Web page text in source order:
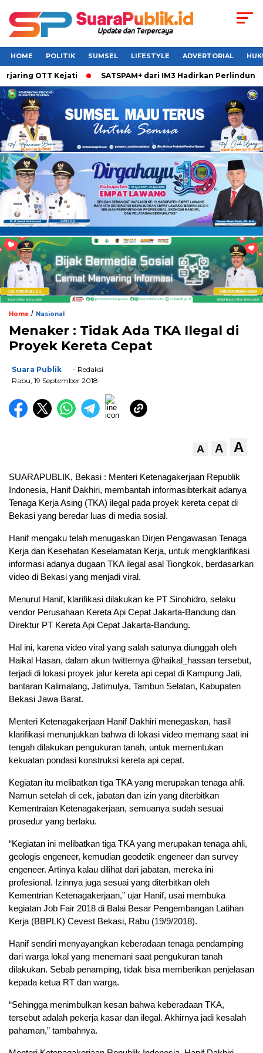
HOME POLITIK SUMSEL LIFESTYLE ADVERTORIAL
OTT Kejati SATSPAM+ dari IM3 Hadirkan
Home / Nasional
Menaker : Tidak Ada TKA Ilegal di
Proyek Kereta Cepat
Suara Publik
- Redaksi
Rabu, 19 September 2018
A A A
SUARAPUBLIK, Bekasi : Menteri Ketenagakerjaan Republik
Indonesia, Hanif Dakhiri, membantah informasibterkait adanya
Tenaga Kerja Asing (TKA) ilegal pada proyek kereta cepat di
Bekasi yang beredar luas di media sosial.
Hanif mengaku telah menugaskan Dirjen Pengawasan Tenaga
Kerja dan Kesehatan Keselamatan Kerja, untuk mengklarifikasi
informasi adanya dugaan TKA ilegal asal Tiongkok, berdasarkan
video di Bekasi yang menjadi viral.
Menurut Hanif, klarifikasi dilakukan ke PT Sinohidro, selaku
vendor Perusahaan Kereta Api Cepat Jakarta-Bandung dan
Direktur PT Kereta Api Cepat Jakarta-Bandung.
Hal ini, karena video viral yang salah satunya diunggah oleh
Haikal Hasan, dalam akun twitternya @haikal_hassan tersebut,
terjadi di lokasi proyek jalur kereta api cepat di Kampung Jati,
bantaran Kalimalang, Jatimulya, Tambun Selatan, Kabupaten
Bekasi Jawa Barat.
Menteri Ketenagakerjaan Hanif Dakhiri menegaskan, hasil
klarifikasi menunjukkan bahwa di lokasi video memang saat ini
tengah dilakukan pengukuran tanah, untuk mementukan
kekuatan pondasi konstruksi kereta api cepat.
Kegiatan itu melibatkan tiga TKA yang merupakan tenaga ahli.
Namun setelah di cek, jabatan dan izin yang diterbitkan
Kementraian Ketenagakerjaan, semuanya sudah sesuai
prosedur yang berlaku.
“Kegiatan ini melibatkan tiga TKA yang merupakan tenaga ahli,
geologis engeneer, kemudian geodetik engeneer dan survey
engeneer. Artinya kalau dilihat dari jabatan, mereka ini
profesional. Izinnya juga sesuai yang diterbitkan oleh
Kementrian Ketenagakerjaan,” ujar Hanif, usai membuka
kegiatan Job Fair 2018 di Balai Besar Pengembangan Latihan
Kerja (BBPLK) Cevest Bekasi, Rabu (19/9/2018).
Hanif sendiri menyayangkan keberadaan tenaga pendamping
dari warga lokal yang menemani saat pengukuran tanah
dilakukan. Sebab penamping, tidak bisa memberikan penjelasan
kepada ketua RT dan warga.
“Sehingga menimbulkan kesan bahwa keberadaan TKA,
tersebut adalah pekerja kasar dan ilegal. Akhirnya jadi kesalah
pahaman,” tambahnya.